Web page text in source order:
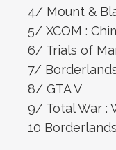
4/ Mount &
5/ XCOM :
6/ Trials of
7/
8/ GTA V
9/ Total War :
10